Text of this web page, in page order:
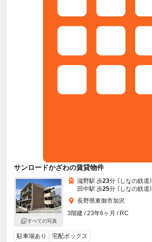
サンロードかざわの賃貸物件
すべての写真
滋野駅 歩23分 （しなの鉄道）
田中駅 歩25分 （しなの鉄道）
長野県東御市加沢
3階建 / 23年6ヶ月 / RC
駐車場あり 宅配ボックス